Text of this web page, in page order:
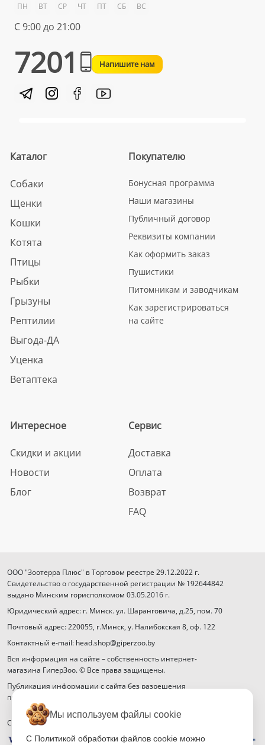
ПН ВТ СР ЧТ ПТ СБ ВС
С 9:00 до 21:00
7201 Напишите нам
Каталог
Собаки
Щенки
Кошки
Котята
Птицы
Рыбки
Грызуны
Рептилии
Выгода-ДА
Уценка
Ветаптека
Покупателю
Бонусная программа
Наши магазины
Публичный договор
Реквизиты компании
Как оформить заказ
Пушистики
Питомникам и заводчикам
Как зарегистрироваться
на сайте
Интересное
Скидки и акции
Новости
Блог
Сервис
Доставка
Оплата
Возврат
FAQ
ООО "Зоотерра Плюс" в Торговом реестре 29.12.2022 г.
Свидетельство о государственной регистрации № 192644842
выдано Минским горисполкомом 03.05.2016 г.
Юридический адрес: г. Минск. ул. Шаранговича, д.25, пом. 70
Почтовый адрес: 220055, г.Минск, у. Налибокская 8, оф. 122
Контактный e-mail: head.shop@giperzoo.by
Вся информация на сайте – собственность интернет-
магазина ГиперЗоо. © Все права защищены.
Публикация информации с сайта без разрешения
правообладателя запрещена.
Способы оплаты
Мы используем файлы cookie
С Политикой обработки файлов cookie можно